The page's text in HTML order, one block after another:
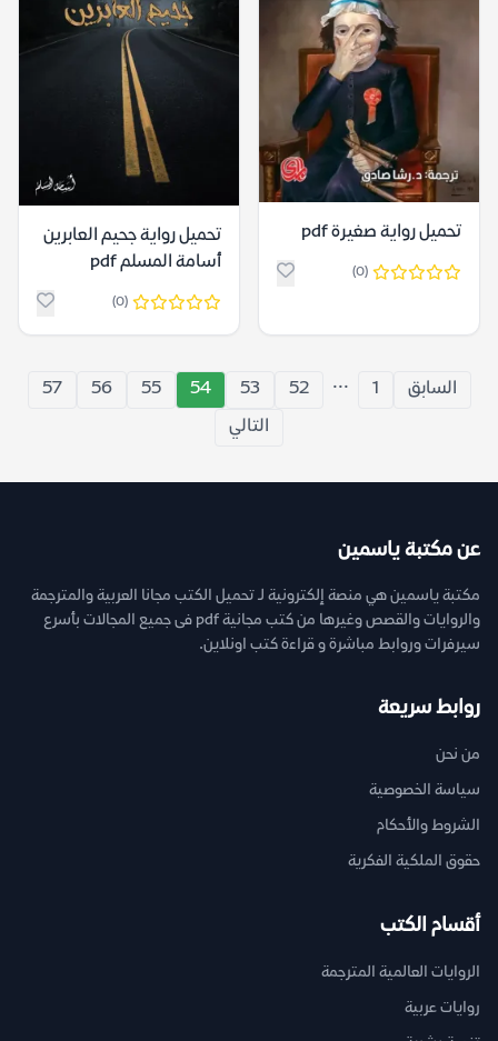
تحميل رواية صغيرة pdf
(0)
تحميل رواية جحيم العابرين
أسامة المسلم pdf
(0)
السابق 1
...
52
53
54
55
56
57
التالي
عن مكتبة ياسمين
مكتبة ياسمين هي منصة إلكترونية لـ تحميل الكتب مجانا العربية والمترجمة
والروايات والقصص وغيرها من كتب مجانية pdf فى جميع المجالات بأسرع
سيرفرات وروابط مباشرة و قراءة كتب اونلاين.
روابط سريعة
من نحن
سياسة الخصوصية
الشروط والأحكام
حقوق الملكية الفكرية
أقسام الكتب
الروايات العالمية المترجمة
روايات عربية